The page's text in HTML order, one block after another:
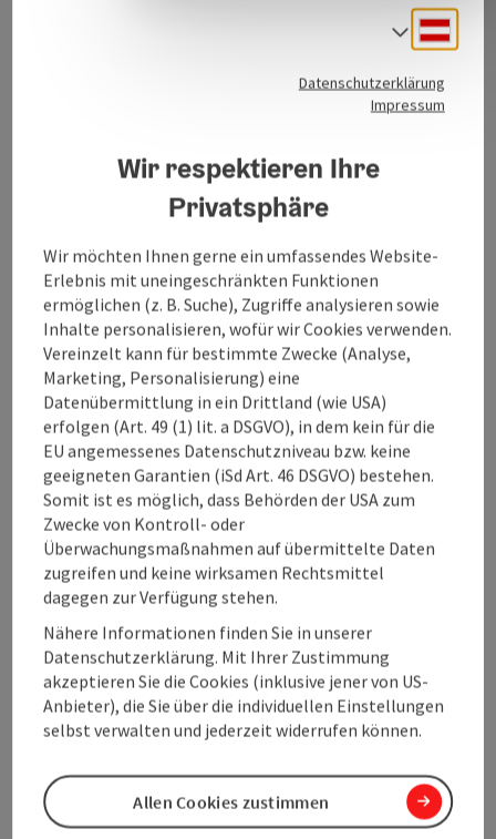
Öffnungszeiten
Ausstattung
Preise
Eignung
Barrierefreiheit
Mehr Entdecken
Beitrag merken
zum Merkzettel
PDF erstellen
Beitrag drucken
In der Nähe
Datenschutzerklärung
Impressum
Wir respektieren Ihre
Privatsphäre
Wir möchten Ihnen gerne ein umfassendes Website-
Erlebnis mit uneingeschränkten Funktionen
ermöglichen (z. B. Suche), Zugriffe analysieren sowie
Inhalte personalisieren, wofür wir Cookies verwenden.
Vereinzelt kann für bestimmte Zwecke (Analyse,
Marketing, Personalisierung) eine
Datenübermittlung in ein Drittland (wie USA)
erfolgen (Art. 49 (1) lit. a DSGVO), in dem kein für die
EU angemessenes Datenschutzniveau bzw. keine
geeigneten Garantien (iSd Art. 46 DSGVO) bestehen.
Somit ist es möglich, dass Behörden der USA zum
Zwecke von Kontroll- oder
Überwachungsmaßnahmen auf übermittelte Daten
zugreifen und keine wirksamen Rechtsmittel
dagegen zur Verfügung stehen.
Nähere Informationen finden Sie in unserer
Datenschutzerklärung. Mit Ihrer Zustimmung
akzeptieren Sie die Cookies (inklusive jener von US-
Anbieter), die Sie über die individuellen Einstellungen
selbst verwalten und jederzeit widerrufen können.
Allen Cookies zustimmen